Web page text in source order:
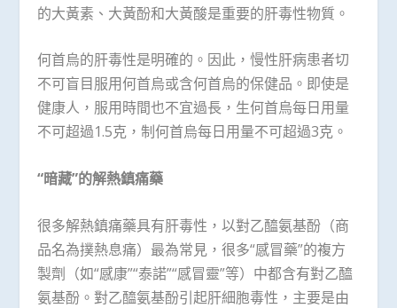
的大黃素、大黃酚和大黃酸是重要的肝毒性物質。
何首烏的肝毒性是明確的。因此，慢性肝病患者切
不可盲目服用何首烏或含何首烏的保健品。即使是
健康人，服用時間也不宜過長，生何首烏每日用量
不可超過1.5克，制何首烏每日用量不可超過3克。
“暗藏”的解熱鎮痛藥
很多解熱鎮痛藥具有肝毒性，以對乙醯氨基酚（商
品名為撲熱息痛）最為常見，很多“感冒藥”的複方
製劑（如“感康”“泰諾”“感冒靈”等）中都含有對乙醯
氨基酚。對乙醯氨基酚引起肝細胞毒性，主要是由